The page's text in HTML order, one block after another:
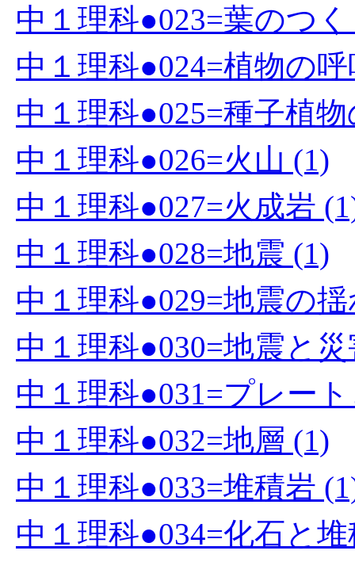
中１理科●023=葉のつ
中１理科●024=植物の呼
中１理科●025=種子植
中１理科●026=火山 (1)
中１理科●027=火成岩
中１理科●028=地震 (1)
中１理科●029=地震の
中１理科●030=地震と災
中１理科●031=プレー
中１理科●032=地層 (1)
中１理科●033=堆積岩
中１理科●034=化石と